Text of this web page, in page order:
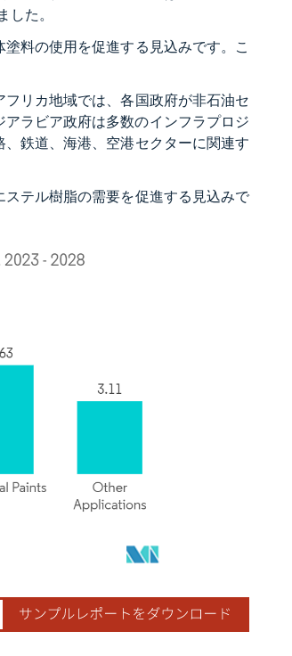
した。
料の使用を促進する見込みです。こ
リカ地域では、各国政府が非石油セ
ラビア政府は多数のインフラプロジ
鉄道、海港、空港セクターに関連す
テル樹脂の需要を促進する見込みで